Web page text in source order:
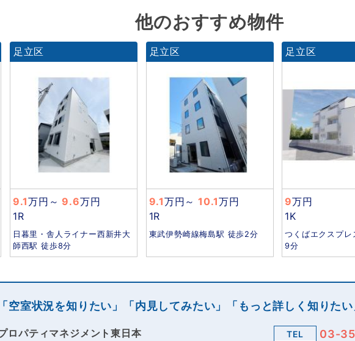
他のおすすめ物件
足立区
9.1万円 ～ 9.6万円
1R
日暮里・舎人ライナー西新井大
師西駅 徒歩8分
足立区
9.1万円 ～ 10.1万円
1R
東武伊勢崎線梅島駅 徒歩2分
足立区
9万円
1K
つくばエクスプレ
9分
「空室状況を知りたい」「内見してみたい」「もっと詳しく知りた
ロパティマネジメント東日本 TEL 03-